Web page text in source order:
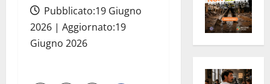
Pubblicato:19 Giugno
2026 | Aggiornato:19
Giugno 2026